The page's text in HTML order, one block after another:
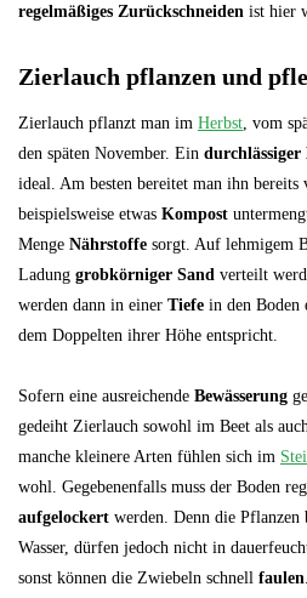
regelmäßiges Zurückschneiden ist hier
Zierlauch pflanzen und
Zierlauch pflanzt man im Herbst, vom
den späten November. Ein durchlässiger
ideal. Am besten bereitet man ihn bereits
beispielsweise etwas Kompost
Menge Nährstoffe sorgt. Auf lehmigem
Ladung grobkörniger Sand verteilt
werden dann in einer Tiefe in den Boden
dem Doppelten ihrer Höhe entspricht.
Sofern eine ausreichende Bewässerung
gedeiht Zierlauch sowohl im Beet als
manche kleinere Arten fühlen sich im
wohl. Gegebenenfalls muss der Boden
aufgelockert werden. Denn die Pflanzen
Wasser, dürfen jedoch nicht in
sonst können die Zwiebeln schnell faulen